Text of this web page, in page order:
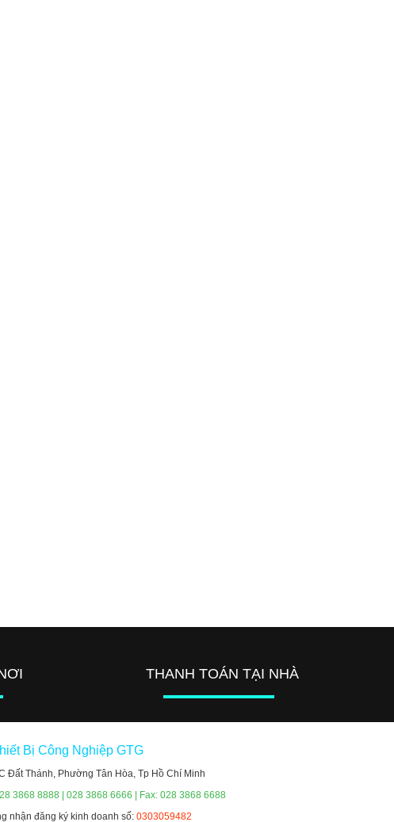
THANH TOÁN TẠI NHÀ
Bị Công Nghiệp GTG
Đất Thánh, Phường Tân Hòa, Tp Hồ Chí Minh
3868 8888 | 028 3868 6666 | Fax: 028 3868 6688
nhận đăng ký kinh doanh số:0303059482